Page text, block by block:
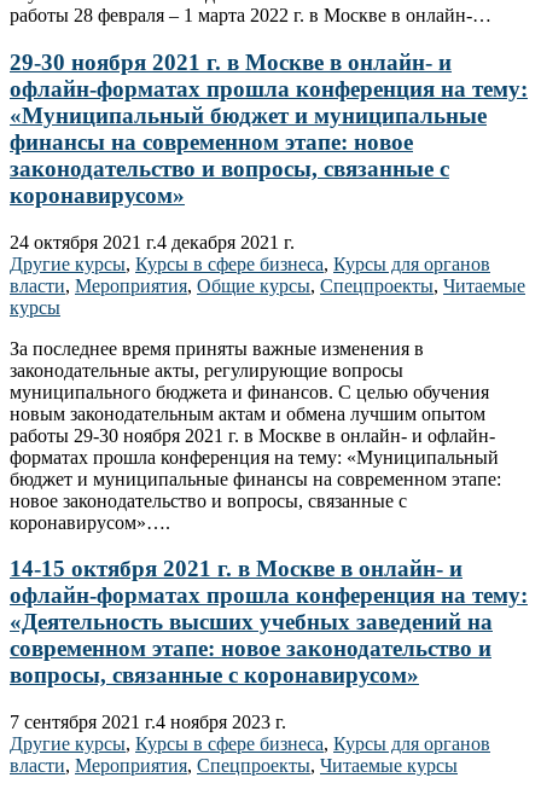
работы 28 февраля – 1 марта 2022 г. в Москве в онлайн-…
29-30 ноября 2021 г. в Москве в онлайн- и
офлайн-форматах прошла конференция на тему:
«Муниципальный бюджет и муниципальные
финансы на современном этапе: новое
законодательство и вопросы, связанные с
коронавирусом»
24 октября 2021 г.4 декабря 2021 г.
Другие курсы, Курсы в сфере бизнеса, Курсы для органов
власти, Мероприятия, Общие курсы, Спецпроекты, Читаемые
курсы
За последнее время приняты важные изменения в
законодательные акты, регулирующие вопросы
муниципального бюджета и финансов. С целью обучения
новым законодательным актам и обмена лучшим опытом
работы 29-30 ноября 2021 г. в Москве в онлайн- и офлайн-
форматах прошла конференция на тему: «Муниципальный
бюджет и муниципальные финансы на современном этапе:
новое законодательство и вопросы, связанные с
коронавирусом»….
14-15 октября 2021 г. в Москве в онлайн- и
офлайн-форматах прошла конференция на тему:
«Деятельность высших учебных заведений на
современном этапе: новое законодательство и
вопросы, связанные с коронавирусом»
7 сентября 2021 г.4 ноября 2023 г.
Другие курсы, Курсы в сфере бизнеса, Курсы для органов
власти, Мероприятия, Спецпроекты, Читаемые курсы